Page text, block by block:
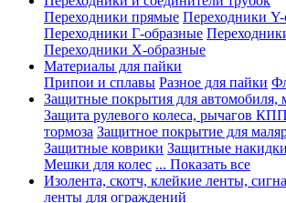
Переходники прямые Переходники
Переходники Г-образные
Переходники Х-образные
Материалы для пайки
Припои и сплавы Разное для пайки
Защитные покрытия для автомобиля,
Защита рулевого колеса, рычагов
тормоза Защитное покрытие для
Защитные коврики Защитные
Мешки для колес ... Показать все
Изолента, скотч, клейкие ленты,
ленты для ограждений